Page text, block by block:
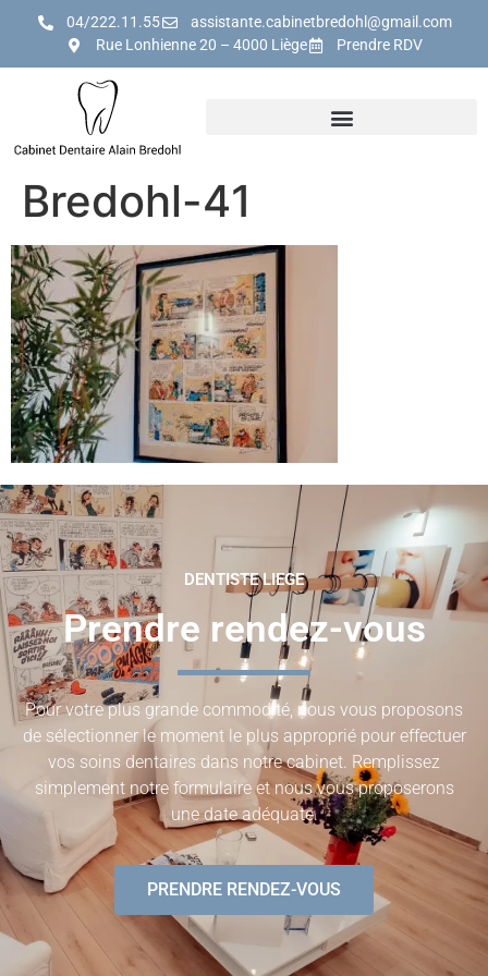
04/222.11.55
assistante.cabinetbredohl@gmail.com
Rue Lonhienne 20 – 4000 Liège
Prendre RDV
Bredohl-41
DENTISTE LIEGE
Prendre rendez-vous
Pour votre plus grande commodité, nous vous proposons
de sélectionner le moment le plus approprié pour effectuer
vos soins dentaires dans notre cabinet. Remplissez
simplement notre formulaire et nous vous proposerons
une date adéquate.
PRENDRE RENDEZ-VOUS